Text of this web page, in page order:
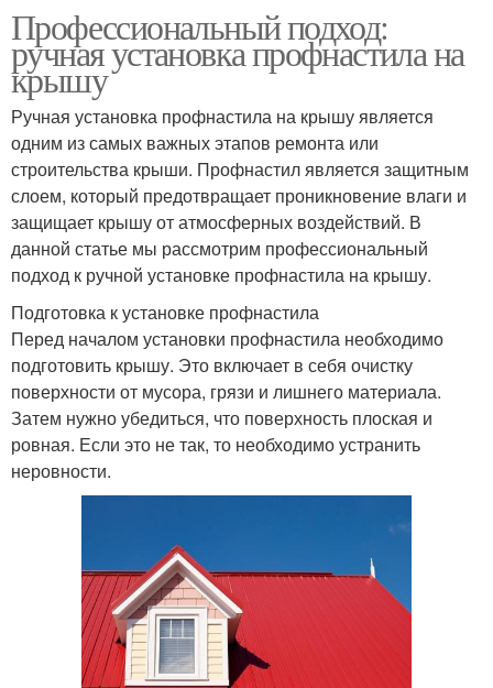
Профессиональный подход:
ручная установка профнастила на
крышу
Ручная установка профнастила на крышу является
одним из самых важных этапов ремонта или
строительства крыши. Профнастил является защитным
слоем, который предотвращает проникновение влаги и
защищает крышу от атмосферных воздействий. В
данной статье мы рассмотрим профессиональный
подход к ручной установке профнастила на крышу.
Подготовка к установке профнастила
Перед началом установки профнастила необходимо
подготовить крышу. Это включает в себя очистку
поверхности от мусора, грязи и лишнего материала.
Затем нужно убедиться, что поверхность плоская и
ровная. Если это не так, то необходимо устранить
неровности.